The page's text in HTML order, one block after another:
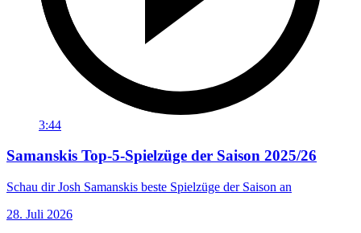
3:44
Samanskis Top-5-Spielzüge der Saison 2025/26
Schau dir Josh Samanskis beste Spielzüge der Saison an
28. Juli 2026